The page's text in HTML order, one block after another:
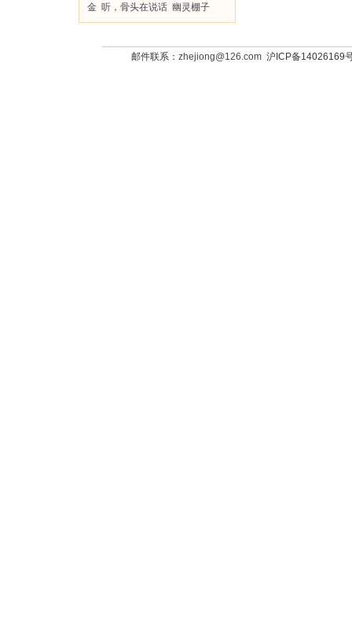
金 听，骨头在说话 幽灵棚子
邮件联系： zhejiong@126.com沪ICP备14026169